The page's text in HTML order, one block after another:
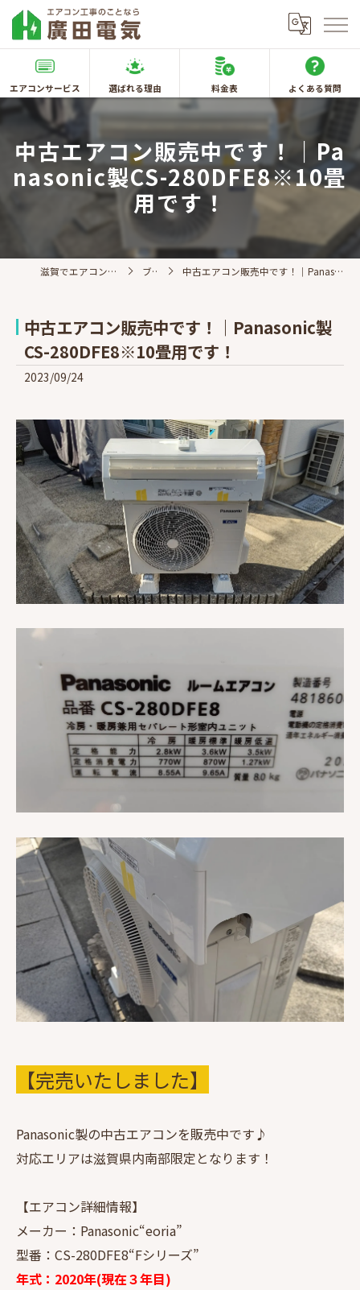
エアコンサービス 選ばれる理由 料金表 よくある質問
中古エアコン販売中です！｜Pa
nasonic製CS-280DFE8※10畳
用です！
滋賀でエアコン取付なら廣田電気 ブログ 中古エアコン販売中です！｜Panasonic製CS-280DFE8※10畳用です！
中古エアコン販売中です！｜Panasonic製
CS-280DFE8※10畳用です！
2023/09/24
【完売いたしました】
Panasonic製の中古エアコンを販売中です♪
対応エリアは滋賀県内南部限定となります！
【エアコン詳細情報】
メーカー：Panasonic“eoria”
型番：CS-280DFE8“Fシリーズ”
年式：2020年(現在３年目)